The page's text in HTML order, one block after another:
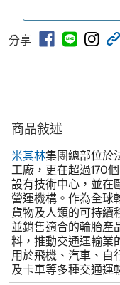
分享
商品敍述
米其林集團總部位於
工廠，更在超過170
設有技術中心，並在
營運機構。作為全球
貨物及人類的可持續
並銷售適合的輪胎產
料，推動交通運輸業
用於飛機、汽車、自
及卡車等多種交通運